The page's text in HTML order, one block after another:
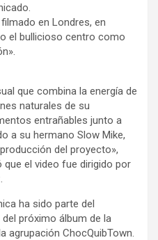
en Londres, en
el bullicioso centro como
que combina la energía de
naturales de su
entrañables junto a
a su hermano Slow Mike,
del proyecto»,
que el video fue dirigido por
ha sido parte del
próximo álbum de la
agrupación ChocQuibTown.